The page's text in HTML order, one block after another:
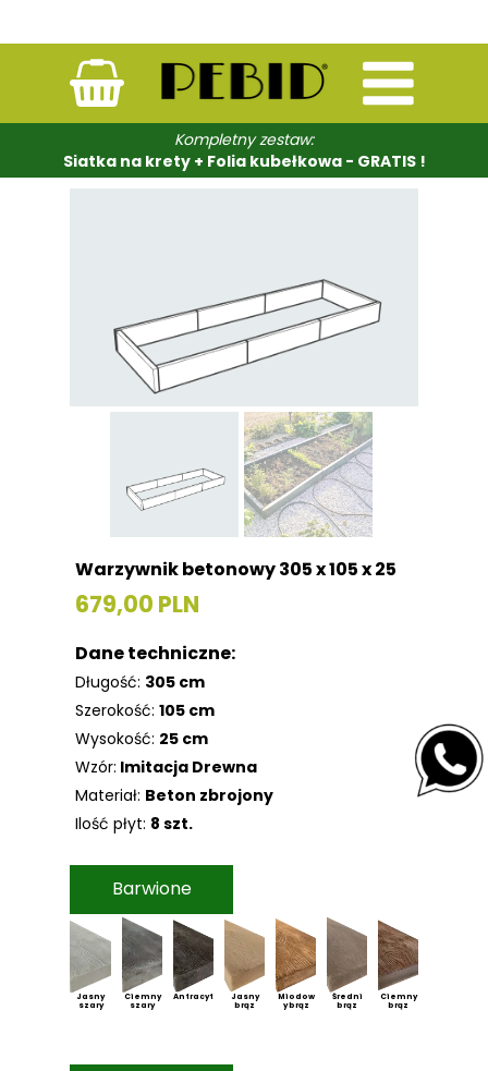
Warzywnik betonowy 305 x 105 x 25
Dane techniczne:
Długość: 305 cm
Szerokość: 105 cm
Wysokość: 25 cm
Wzór: Imitacja Drewna
Materiał: Beton zbrojony
Ilość płyt: 8 szt.
679,00 PLN
Barwione
Jasny
szary
Ciemny
szary
Antracyt
Jasny
brąz
Miodow
y brąz
Średni
brąz
Ciemny
brąz
Kompletny zestaw:
Siatka na krety + Folia kubełkowa - GRATIS !